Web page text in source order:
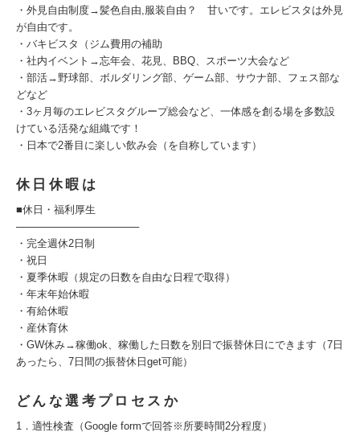
・外見自由制度→髪色自由,服装自由？ 甘いです。エレビスタは外見
が自由です。
・バキビスタ（ジム費用の補助
・社内イベント→忘年会、花見、BBQ、スポーツ大会など
・部活→野球部、ボルダリング部、ゲーム部、サウナ部、フェス部な
どなど
・3ヶ月毎のエレビスタグループ総会など、一体感を創る場を多数設
けている活発な組織です！
・日本で2番目に楽しい飲み会（を自称しています）
休日休暇は
■休日・福利厚生
─────────────────
・完全週休2日制
・祝日
・夏季休暇（規定の日数を自由な日程で取得）
・年末年始休暇
・有給休暇
・産休育休
・GW休み→稼働ok、稼働した日数を別日で振替休日にできます（7日
あったら、7日間の振替休日get可能）
どんな選考プロセスか
1．適性検査（Google formで回答※所要時間2分程度）